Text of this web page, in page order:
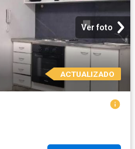
Ver foto
ACTUALIZADO